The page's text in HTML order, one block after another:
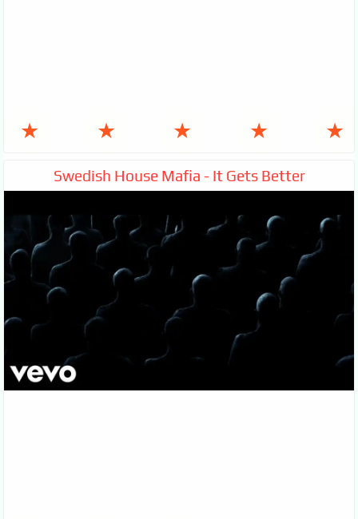
★ ★ ★ ★ ★
Swedish House Mafia - It Gets Better